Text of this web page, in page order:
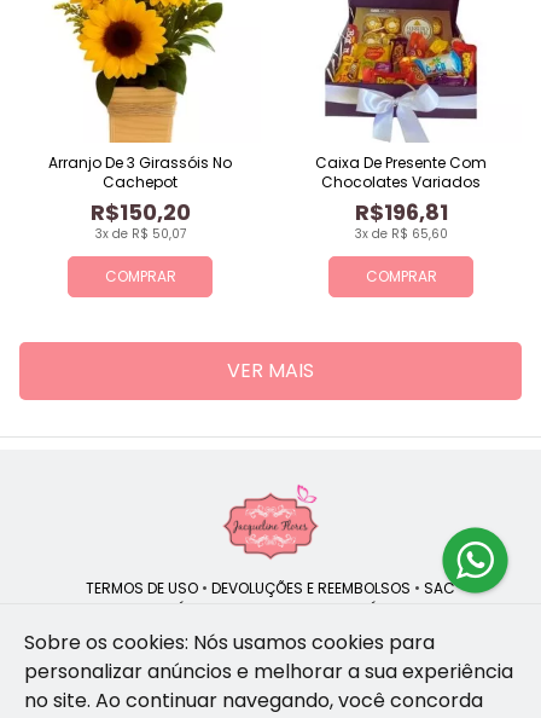
COMPRAR
3x de R$ 50,07
R$150,20
Arranjo De 3 Girassóis No
Cachepot
COMPRAR
3x de R$ 65,60
R$196,81
Caixa De Presente Com
Chocolates Variados
VER MAIS
TERMOS DE USO • DEVOLUÇÕES E REEMBOLSOS • SAC
POLÍTICA DE PRIVACIDADE POLÍTICA DE COOKIES
Jacqueline Flores | CNPJ: 47.335.418/0001-13
Sobre os cookies: Nós usamos cookies para
personalizar anúncios e melhorar a sua experiência
no site. Ao continuar navegando, você concorda